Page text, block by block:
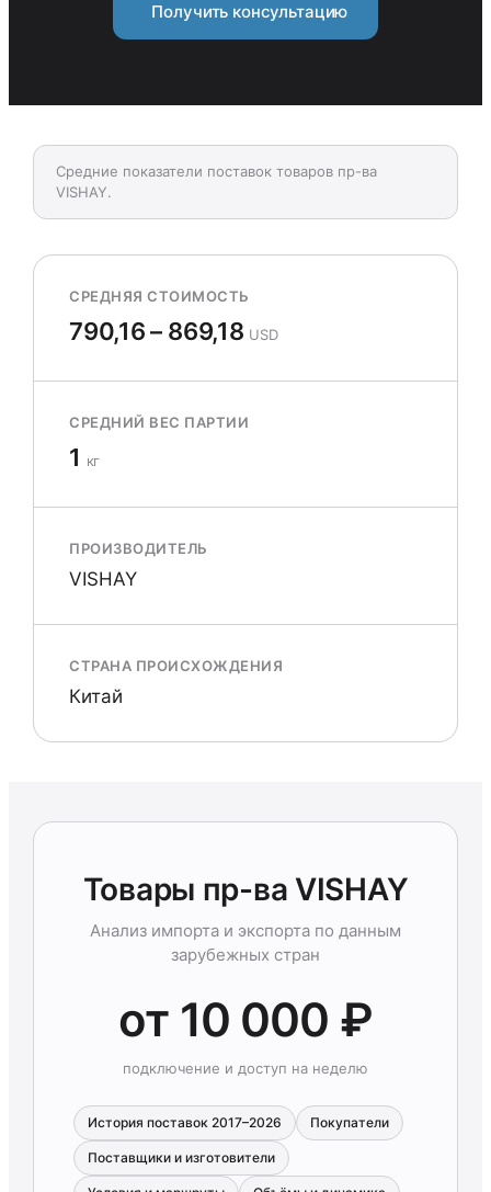
Получить консультацию
Средние показатели поставок товаров пр-ва
VISHAY.
СРЕДНЯЯ СТОИМОСТЬ
790,16 – 869,18 USD
СРЕДНИЙ ВЕС ПАРТИИ
1 кг
ПРОИЗВОДИТЕЛЬ
VISHAY
СТРАНА ПРОИСХОЖДЕНИЯ
Китай
Товары пр-ва VISHAY
Анализ импорта и экспорта по данным
зарубежных стран
от 10 000 ₽
подключение и доступ на неделю
История поставок 2017–2026 Покупатели
Поставщики и изготовители